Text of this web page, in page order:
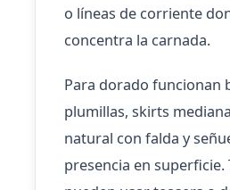
o líneas de corriente
concentra la carnada.
Para dorado funcionan
plumillas, skirts
natural con falda y
presencia en superficie.